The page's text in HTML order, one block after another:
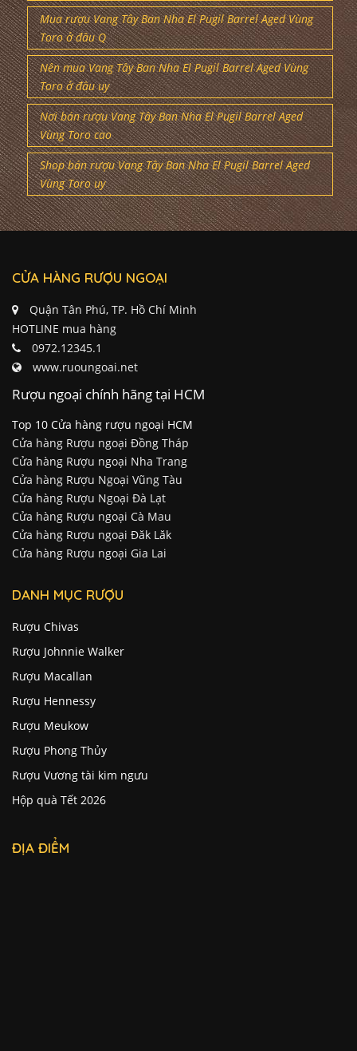
Toro ở đâu Q
Nên mua Vang Tây Ban Nha El Pugil Barrel Aged Vùng
Toro ở đâu uy
Nơi bán rượu Vang Tây Ban Nha El Pugil Barrel Aged
Vùng Toro cao
Shop bán rượu Vang Tây Ban Nha El Pugil Barrel Aged
Vùng Toro uy
HOTLINE mua hàng
0972.12345.1
www.ruoungoai.net
Rượu ngoại chính hãng tại HCM
Top 10 Cửa hàng rượu ngoại HCM
Cửa hàng Rượu ngoại Đồng Tháp
Cửa hàng Rượu ngoại Nha Trang
Cửa hàng Rượu Ngoại Vũng Tàu
Cửa hàng Rượu Ngoại Đà Lạt
Cửa hàng Rượu ngoại Cà Mau
Cửa hàng Rượu ngoại Đăk Lăk
Cửa hàng Rượu ngoại Gia Lai
Rượu Johnnie Walker
Rượu Macallan
Rượu Hennessy
Rượu Meukow
Rượu Phong Thủy
Rượu Vương tài kim ngưu
Hộp quà Tết 2026